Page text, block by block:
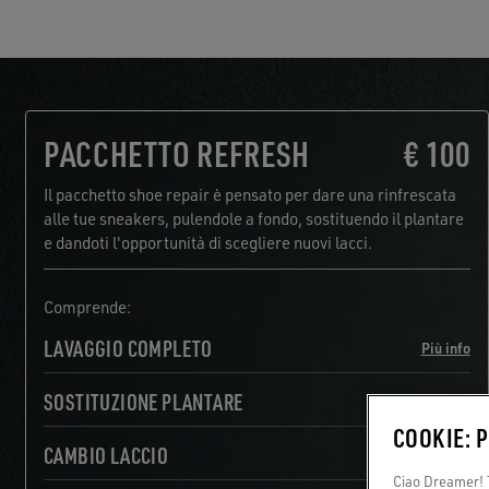
PACCHETTO REFRESH € 100
Il pacchetto shoe repair è pensato per dare una rinfrescata
alle tue sneakers, pulendole a fondo, sostituendo il plantare
e dandoti l'opportunità di scegliere nuovi lacci.
Comprende:
LAVAGGIO COMPLETO Più info
SOSTITUZIONE PLANTARE Più info
CAMBIO LACCIO
COOKIE:
Ciao